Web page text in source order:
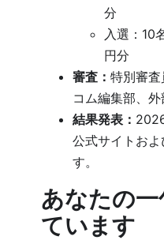
分
入選：10
円分
審査：特別審
コム編集部、
結果発表：
公式サイトおよ
す。
あなたの
ています